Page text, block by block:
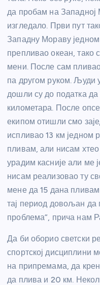
да пробам на Западној
изгледало. Први пут
Западну Мораву
препливао океан, тако
мени. После сам
па другом руком. Људи
дошли су до податка
километара. После
екипом отишли смо
испливао 13 км једном
пливам, али нисам
урадим касније али ме
нисам реализовао ту
мене да 15 дана
тај период довољан да
проблема”, прича нам
Да би оборио светски
спортској дисциплини
на припремама, да
да плива и 20 км.